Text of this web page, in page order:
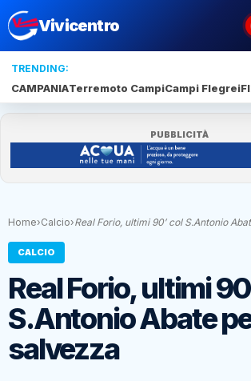
Vivicentro
TRENDING:
CAMPANIATerremoto CampiCampi Flegrei
PUBBLICITÀ
Home›Calcio›Real Forio, ultimi 90′ col S.Antonio
CALCIO
Real Forio, ultimi
S.Antonio Abate
salvezza